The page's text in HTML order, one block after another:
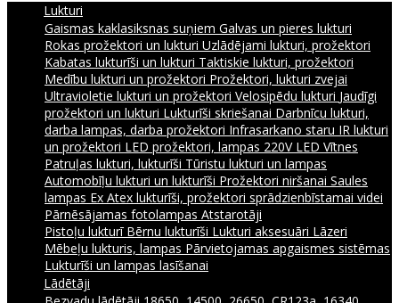
Lukturi
Gaismas kaklasiksnas suņiem Galvas un pieres lukturi
Rokas prožektori un lukturi Uzlādējami lukturi, prožektori
Kabatas lukturīši un lukturi Taktiskie lukturi, prožektori
Medību lukturi un prožektori Prožektori, lukturi zvejai
Ultravioletie lukturi un prožektori Velosipēdu lukturi Jaudīgi
prožektori un lukturi Lukturīši skriešanai Darbnīcu lukturi,
darba lampas, darba prožektori Infrasarkano staru IR lukturi
un prožektori LED prožektori, lampas 220V LED Vītnes
Patruļas lukturi, lukturīši Tūristu lukturi un lampas
Automobīļu lukturi un lukturīši Prožektori niršanai Saules
lampas Ex Atex lukturīši, prožektori sprādzienbīstamai videi
Pārnēsājamas fotolampas Atstarotāji
Pistoļu lukturī Bērnu lukturīši Lukturi aksesuāri Lāzeri
Mēbeļu lukturis, lampas Pārvietojamas apgaismes sistēmas
Lukturīši un lampas lasīšanai
Lādētāji